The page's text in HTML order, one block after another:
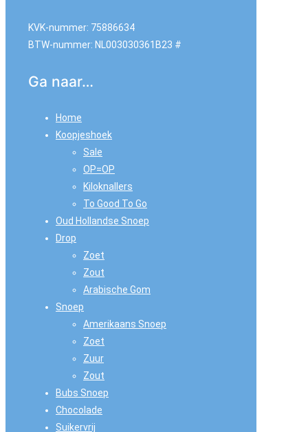
KVK-nummer: 75886634
BTW-nummer: NL003030361B23 #
Ga naar…
Home
Koopjeshoek
Sale
OP=OP
Kiloknallers
To Good To Go
Oud Hollandse Snoep
Drop
Zoet
Zout
Arabische Gom
Snoep
Amerikaans Snoep
Zoet
Zuur
Zout
Bubs Snoep
Chocolade
Suikervrij